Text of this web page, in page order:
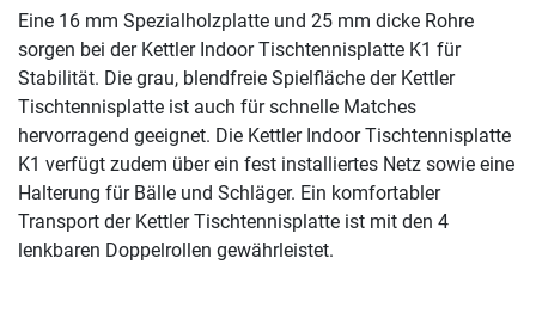
Eine 16 mm Spezialholzplatte und 25 mm dicke Rohre
sorgen bei der Kettler Indoor Tischtennisplatte K1 für
Stabilität. Die grau, blendfreie Spielfläche der Kettler
Tischtennisplatte ist auch für schnelle Matches
hervorragend geeignet. Die Kettler Indoor Tischtennisplatte
K1 verfügt zudem über ein fest installiertes Netz sowie eine
Halterung für Bälle und Schläger. Ein komfortabler
Transport der Kettler Tischtennisplatte ist mit den 4
lenkbaren Doppelrollen gewährleistet.